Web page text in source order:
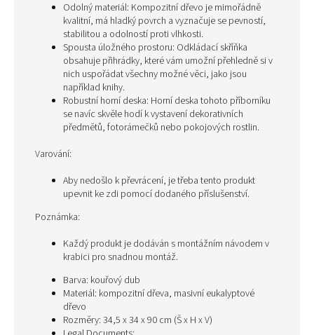
Odolný materiál: Kompozitní dřevo je mimořádně
kvalitní, má hladký povrch a vyznačuje se pevností,
stabilitou a odolností proti vlhkosti.
Spousta úložného prostoru: Odkládací skříňka
obsahuje přihrádky, které vám umožní přehledně si v
nich uspořádat všechny možné věci, jako jsou
například knihy.
Robustní horní deska: Horní deska tohoto příborníku
se navíc skvěle hodí k vystavení dekorativních
předmětů, fotorámečků nebo pokojových rostlin.
Varování:
Aby nedošlo k převrácení, je třeba tento produkt
upevnit ke zdi pomocí dodaného příslušenství.
Poznámka:
Každý produkt je dodáván s montážním návodem v
krabici pro snadnou montáž.
Barva: kouřový dub
Materiál: kompozitní dřeva, masivní eukalyptové
dřevo
Rozměry: 34,5 x 34 x 90 cm (Š x H x V)